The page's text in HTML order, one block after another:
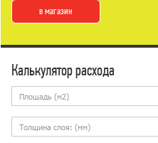
в магазин
Калькулятор расхода